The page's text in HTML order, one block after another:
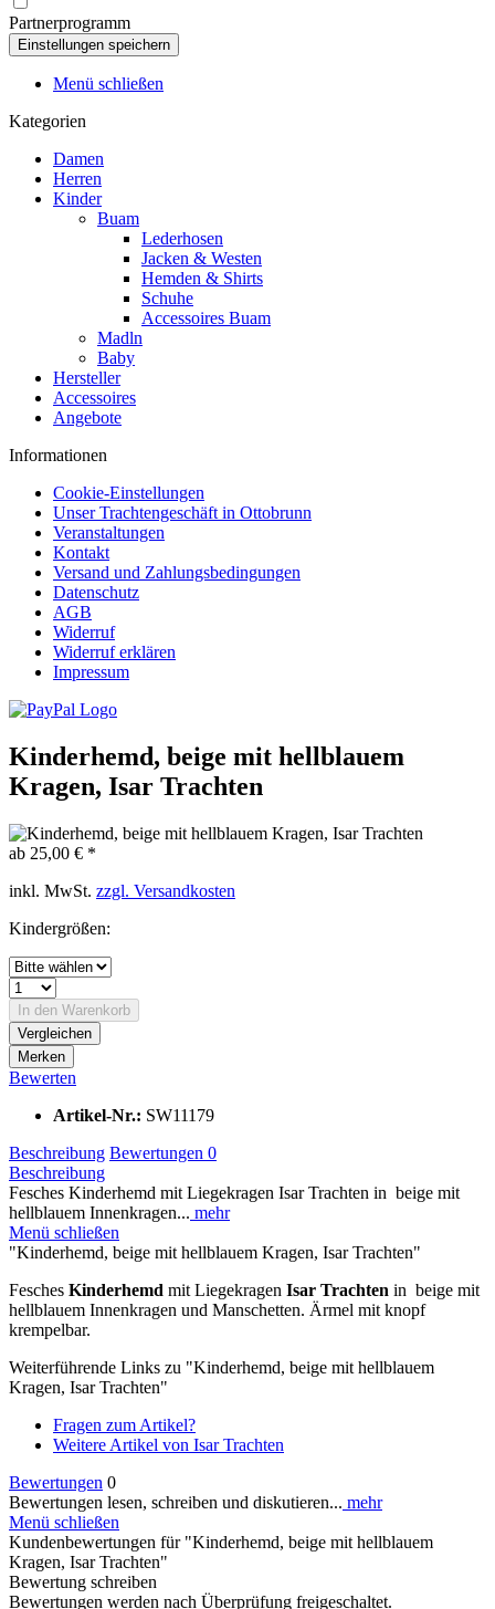
Partnerprogramm
Menü schließen
Kategorien
Damen
Herren
Kinder
Buam
Lederhosen
Jacken & Westen
Hemden & Shirts
Schuhe
Accessoires Buam
Madln
Baby
Hersteller
Accessoires
Angebote
Informationen
Cookie-Einstellungen
Unser Trachtengeschäft in Ottobrunn
Veranstaltungen
Kontakt
Versand und Zahlungsbedingungen
Datenschutz
AGB
Widerruf
Widerruf erklären
Impressum
Kinderhemd, beige mit hellblauem
Kragen, Isar Trachten
ab 25,00 € *
inkl. MwSt. zzgl. Versandkosten
Kindergrößen:
In den Warenkorb
Vergleichen
Merken
Bewerten
Artikel-Nr.: SW11179
Beschreibung Bewertungen 0
Beschreibung
Fesches Kinderhemd mit Liegekragen Isar Trachten in beige mit
hellblauem Innenkragen... mehr
Menü schließen
"Kinderhemd, beige mit hellblauem Kragen, Isar Trachten"
Fesches Kinderhemd mit Liegekragen Isar Trachten in beige mit
hellblauem Innenkragen und Manschetten. Ärmel mit knopf
krempelbar.
Weiterführende Links zu "Kinderhemd, beige mit hellblauem
Kragen, Isar Trachten"
Fragen zum Artikel?
Weitere Artikel von Isar Trachten
Bewertungen 0
Bewertungen lesen, schreiben und diskutieren... mehr
Menü schließen
Kundenbewertungen für "Kinderhemd, beige mit hellblauem
Kragen, Isar Trachten"
Bewertung schreiben
Bewertungen werden nach Überprüfung freigeschaltet.